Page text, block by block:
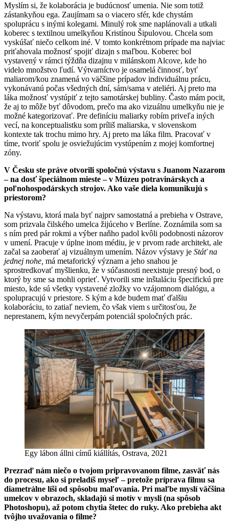
Myslím si, že kolaborácia je budúcnosť umenia. Nie som totiž
zástankyňou ega. Zaujímam sa o viacero sfér, kde chystám
spoluprácu s inými kolegami. Minulý rok sme naplánovali a utkali
koberec s textilnou umelkyňou Kristínou Šipulovou. Chcela som
vyskúšať niečo celkom iné. V tomto konkrétnom prípade ma najviac
priťahovala možnosť spojiť dizajn s maľbou. Koberec bol
vystavený v rámci týždňa dizajnu v milánskom Alcove, kde ho
videlo množstvo ľudí. Výtvarníctvo je osamelá činnosť, byť
maliarom/kou znamená vo väčšine prípadov individuálnu prácu,
vykonávanú počas všedných dní, sám/sama v ateliéri. Aj preto ma
láka možnosť vystúpiť z tejto samotárskej bubliny. Často mám pocit,
že aj to môže byť dôvodom, prečo ma ako vizuálnu umelkyňu nie je
možné kategorizovať. Pre definíciu maliarky robím priveľa iných
vecí, na konceptualistku som príliš maliarska, v slovenskom
kontexte tak trochu mimo hry. Aj preto ma láka film. Pracovať v
tíme, tvoriť spolu je osviežujúcim vystúpením z mojej komfortnej
zóny.
V Česku ste práve otvorili spoločnú výstavu s Juanom Nazarom
– na dosť špeciálnom mieste – v Múzeu potravinárskych a
poľnohospodárskych strojov. Ako vaše diela komunikujú s
priestorom?
Na výstavu, ktorá mala byť najprv samostatná a prebieha v Ostrave,
som prizvala čilského umelca žijúceho v Berlíne. Zoznámila som sa
s ním pred pár rokmi a výber naňho padol kvôli podobnosti názorov
v umení. Pracuje v úplne inom médiu, je v prvom rade architekt, ale
začal sa zaoberať aj vizuálnym umením. Názov výstavy je Stáť na
jednej nohe, má metaforický význam a jeho snahou je
sprostredkovať myšlienku, že v súčasnosti neexistuje presný bod, o
ktorý by sme sa mohli oprieť. Vytvorili sme inštaláciu špecifickú pre
miesto, kde sú všetky vystavené zložky vo vzájomnom dialógu, a
spolupracujú v priestore. S kým a kde budem mať ďalšiu
kolaboráciu, to zatiaľ neviem, čo však viem s určitosťou, že
neprestanem, kým nevyčerpám potenciál spoločných prác.
Egy lábon állni című kiállítás, Ostrava, 2021
Prezraď nám niečo o tvojom pripravovanom filme, zasväť nás
do procesu, ako si preladíš myseľ – pretože príprava filmu sa
diametrálne líši od spôsobu maľovania. Pri maľbe myslí väčšina
umelcov v obrazoch, skladajú si motív v mysli (na spôsob
Photoshopu), až potom chytia štetec do ruky. Ako prebieha akt
tvôjho uvažovania o filme?